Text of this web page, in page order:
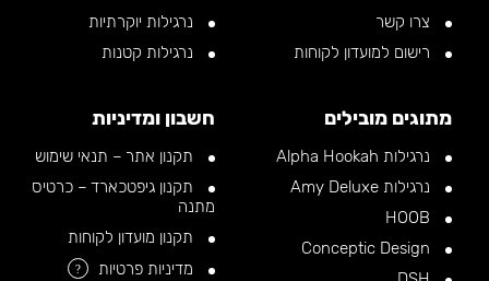
צרו קשר
רישום למועדון לקוחות
נרגילות יוקרתיות
נרגילות קטנות
מתוגים מובילים
נרגילות Alpha Hookah
נרגילות Amy Deluxe
חשבון ומדיניות
תקנון אתר – תנאי שימוש
תקנון גיפטכארד – כרטיס
מתנה
תקנון מועדון לקוחות
מדיניות פרטיות
?